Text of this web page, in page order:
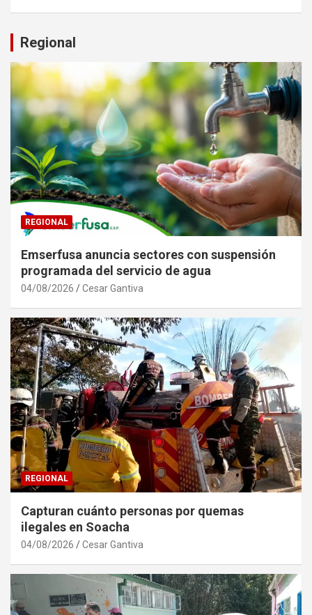
Regional
REGIONAL
Emserfusa anuncia sectores con suspensión
programada del servicio de agua
04/08/2026 Cesar Gantiva
REGIONAL
Capturan cuánto personas por quemas
ilegales en Soacha
04/08/2026 Cesar Gantiva